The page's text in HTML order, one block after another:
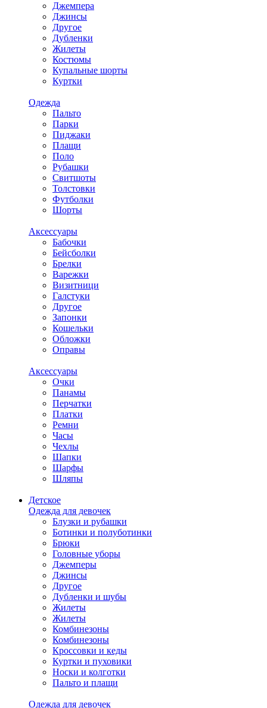
Джемпера
Джинсы
Другое
Дубленки
Жилеты
Костюмы
Купальные шорты
Куртки
Одежда
Пальто
Парки
Пиджаки
Плащи
Поло
Рубашки
Свитшоты
Толстовки
Футболки
Шорты
Аксессуары
Бабочки
Бейсболки
Брелки
Варежки
Визитници
Галстуки
Другое
Запонки
Кошельки
Обложки
Оправы
Аксессуары
Очки
Панамы
Перчатки
Платки
Ремни
Часы
Чехлы
Шапки
Шарфы
Шляпы
Детское
Одежда для девочек
Блузки и рубашки
Ботинки и полуботинки
Брюки
Головные уборы
Джемперы
Джинсы
Другое
Дубленки и шубы
Жилеты
Жилеты
Комбинезоны
Комбинезоны
Кроссовки и кеды
Куртки и пуховики
Носки и колготки
Пальто и плащи
Одежда для девочек